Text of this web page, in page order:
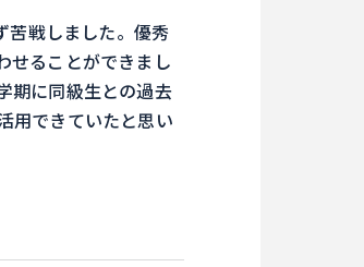
苦戦しました。優秀
せることができまし
期に同級生との過去
用できていたと思い